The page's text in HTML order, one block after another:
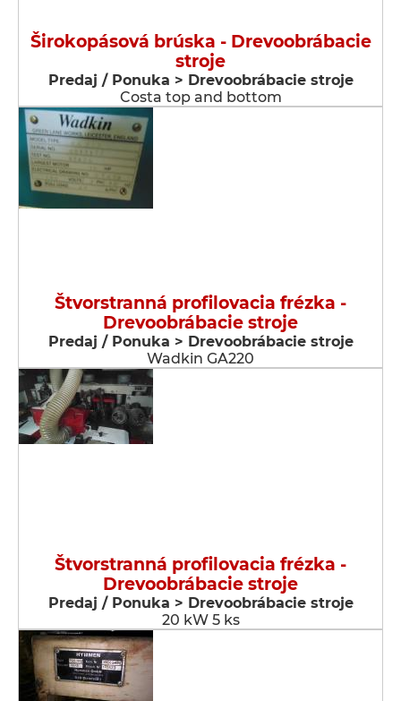
Širokopásová brúska - Drevoobrábacie
stroje
Predaj / Ponuka > Drevoobrábacie stroje
Costa top and bottom
Štvorstranná profilovacia frézka -
Drevoobrábacie stroje
Predaj / Ponuka > Drevoobrábacie stroje
Wadkin GA220
Štvorstranná profilovacia frézka -
Drevoobrábacie stroje
Predaj / Ponuka > Drevoobrábacie stroje
20 kW 5 ks